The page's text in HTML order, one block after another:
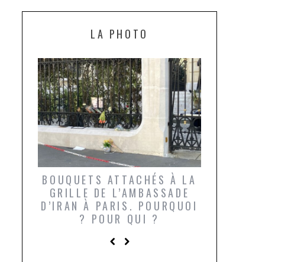
LA PHOTO
BOUQUETS ATTACHÉS À LA
GRILLE DE L’AMBASSADE
D’IRAN À PARIS. POURQUOI
? POUR QUI ?